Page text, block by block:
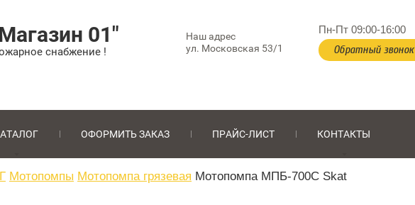
01"
снабжение !
Наш адрес
ул. Московская 53/1
Пн-Пт 09:00-16:00
Обратный звонок
ОФОРМИТЬ ЗАКАЗ ПРАЙС-ЛИСТ КОНТАКТЫ
Мотопомпы Мотопомпа грязевая Мотопомпа МПБ-700С Skat